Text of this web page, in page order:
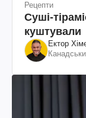
Рецепти
Суші-
куштували
Ектор